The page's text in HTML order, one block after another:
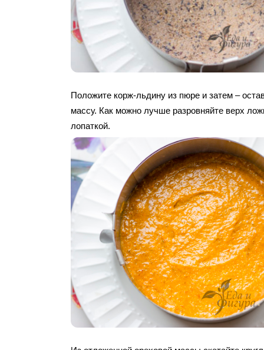
Положите корж-льдину из пюре и затем –
массу. Как можно лучше разровняйте верх
лопаткой.